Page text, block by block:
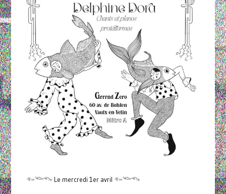
𓆜𓆝𓆞 Le mercredi 1er avril 𓆜𓆝𓆞